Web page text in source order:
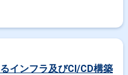
インフラ及びCI/CD構築